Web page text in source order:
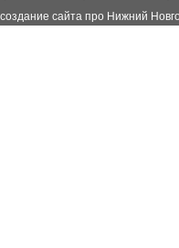
сайта про Нижний